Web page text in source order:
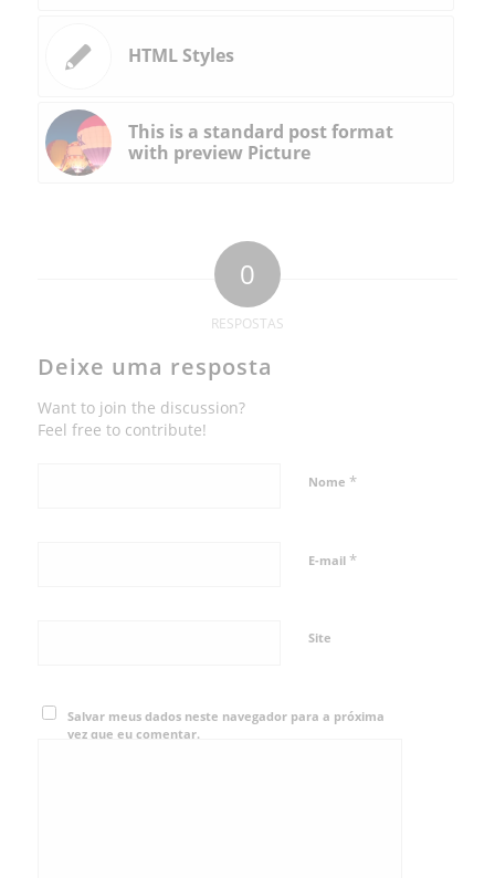
HTML Styles
This is a standard post format
with preview Picture
0
RESPOSTAS
Deixe uma resposta
Want to join the discussion?
Feel free to contribute!
Nome *
E-mail *
Site
Salvar meus dados neste navegador para a próxima
vez que eu comentar.